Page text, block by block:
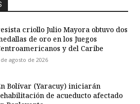
criollo Julio Mayora obtuvo dos
de oro en los Juegos
y del Caribe
agosto de 2026
Bolívar (Yaracuy) iniciarán
de acueducto afectado